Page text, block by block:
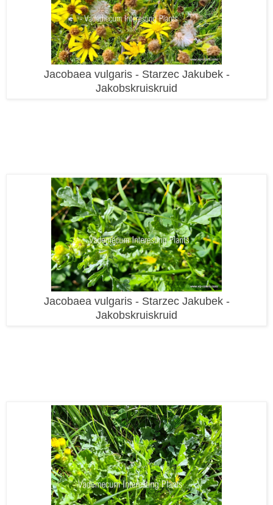
Jacobaea vulgaris - Starzec Jakubek -
Jakobskruiskruid
Jacobaea vulgaris - Starzec Jakubek -
Jakobskruiskruid